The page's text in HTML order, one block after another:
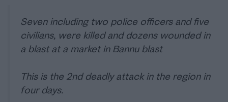
Seven including two police officers and five
civilians, were killed and dozens wounded in
a blast at a market in Bannu blast
This is the 2nd deadly attack in the region in
four days.